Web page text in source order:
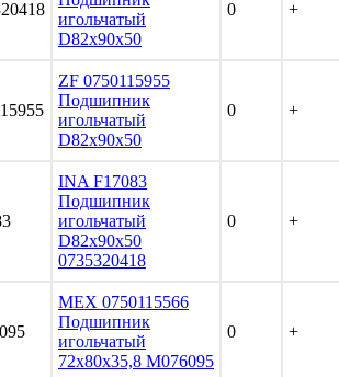
игольчатый
D82x90x50
0 +
ZF 0750115955
Подшипник
игольчатый
D82x90x50
0 +
INA F17083
Подшипник
игольчатый
D82x90x50
0735320418
0 +
MEX 0750115566
Подшипник
игольчатый
72x80x35,8 M076095
0 +